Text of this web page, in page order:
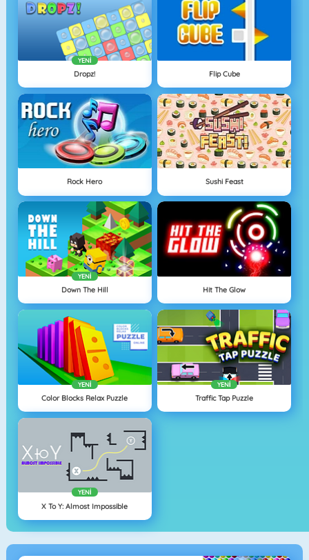
YENI
Dropz! Flip Cube
Rock Hero Sushi Feast
YENI
Down The Hill Hit The Glow
YENI
Color Blocks Relax Puzzle
YENI
Traffic Tap Puzzle
YENI
X To Y: Almost Impossible